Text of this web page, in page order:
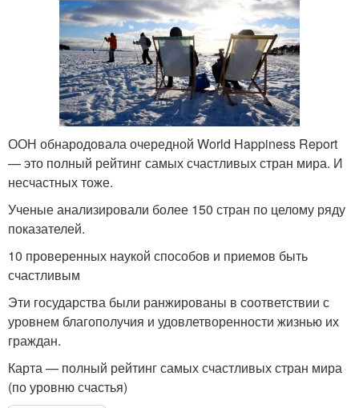
ООН обнародовала очередной World Happiness Report
— это полный рейтинг самых счастливых стран мира. И
несчастных тоже.
Ученые анализировали более 150 стран по целому ряду
показателей.
10 проверенных наукой способов и приемов быть
счастливым
Эти государства были ранжированы в соответствии с
уровнем благополучия и удовлетворенности жизнью их
граждан.
Карта — полный рейтинг самых счастливых стран мира
(по уровню счастья)